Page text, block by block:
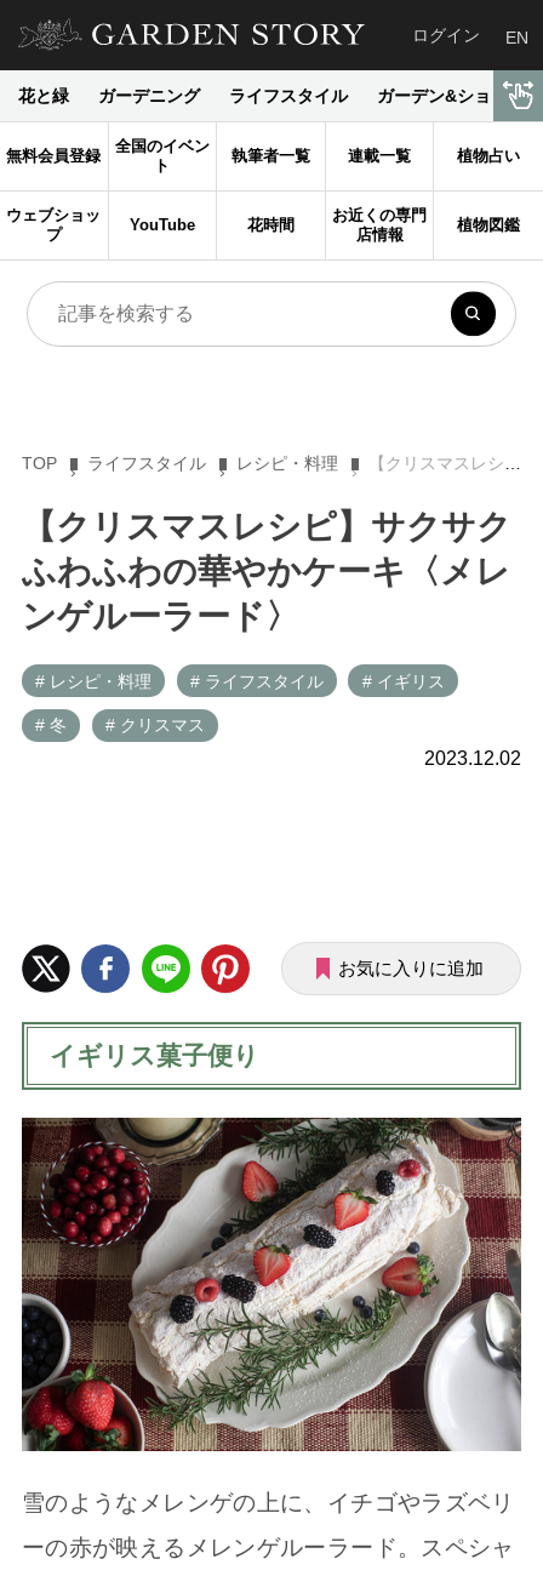
ログイン EN
花と緑 ガーデニング ライフスタイル ガーデン&ショップ
無料会員登録
全国のイベン
ト
執筆者一覧 連載一覧 植物占い
ウェブショッ
プ
YouTube 花時間
お近くの専門
店情報
植物図鑑
TOP ライフスタイル レシピ・料理 【クリスマスレシピ】サクサクふわふわの華やかケーキ〈メレンゲルーラード〉
【クリスマスレシピ】サクサク
ふわふわの華やかケーキ〈メレ
ンゲルーラード〉
# レシピ・料理 # ライフスタイル # イギリス
# 冬 # クリスマス
2023.12.02
お気に入りに追加
イギリス菓子便り
雪のようなメレンゲの上に、イチゴやラズベリ
ーの赤が映えるメレンゲルーラード。スペシャ